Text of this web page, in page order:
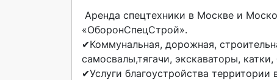
«ОборонСпецСтрой».
✔Коммунальная, дорожная,
самосвалы,тягачи, экскаваторы,
✔Услуги благоустройства